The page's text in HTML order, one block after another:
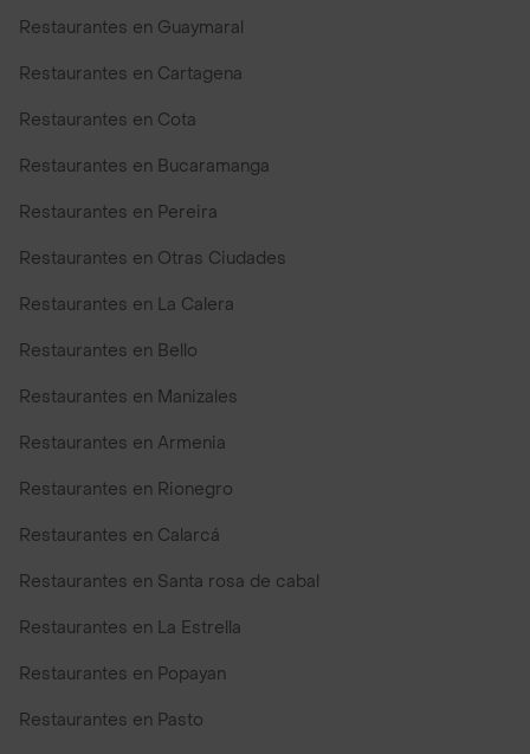
Restaurantes en Guaymaral
Restaurantes en Cartagena
Restaurantes en Cota
Restaurantes en Bucaramanga
Restaurantes en Pereira
Restaurantes en Otras Ciudades
Restaurantes en La Calera
Restaurantes en Bello
Restaurantes en Manizales
Restaurantes en Armenia
Restaurantes en Rionegro
Restaurantes en Calarcá
Restaurantes en Santa rosa de cabal
Restaurantes en La Estrella
Restaurantes en Popayan
Restaurantes en Pasto